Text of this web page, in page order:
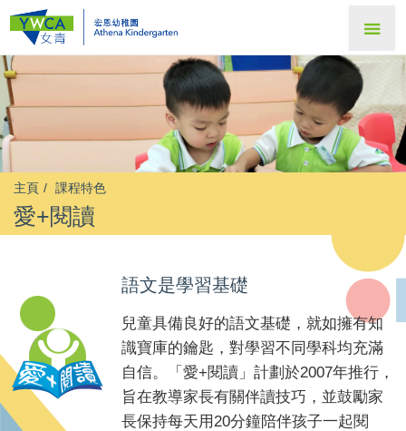
主頁 課程特色
愛+閱讀
語文是學習基礎
兒童具備良好的語文基礎，就如擁有知
識寶庫的鑰匙，對學習不同學科均充滿
自信。「愛+閱讀」計劃於2007年推行，
旨在教導家長有關伴讀技巧，並鼓勵家
長保持每天用20分鐘陪伴孩子一起閱